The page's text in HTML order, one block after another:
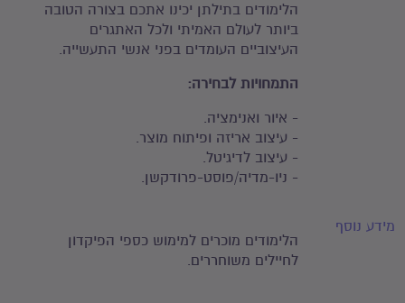
הלימודים בתילתן יכינו אתכם בצורה הטובה
ביותר לעולם האמיתי ולכל האתגרים
העיצוביים העומדים בפני אנשי התעשייה.
התמחויות לבחירה:
- איור ואנימציה.
- עיצוב אריזה ופיתוח מוצר.
- עיצוב לדיגיטל.
- ניו-מדיה/פוסט-פרודקשן.
מידע נוסף
הלימודים מוכרים למימוש כספי הפיקדון
לחיילים משוחררים.